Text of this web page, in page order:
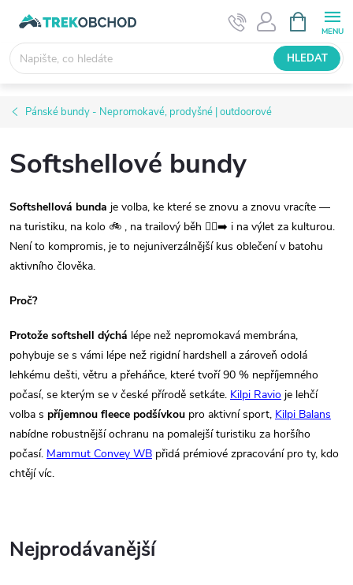
obsah
NÁKUPNÍ
KOŠÍK
HLEDAT
Pánské bundy - Nepromokavé, prodyšné | outdoorové
Softshellové bundy
Softshellová bunda je volba, ke které se znovu a znovu vracíte —
na turistiku, na kolo 🚲︎ , na trailový běh 🏃‍♂️‍➡️ i na výlet za kulturou.
Není to kompromis, je to nejuniverzálnější kus oblečení v batohu
aktivního člověka.
Proč?
Protože softshell dýchá lépe než nepromokavá membrána,
pohybuje se s vámi lépe než rigidní hardshell a zároveň odolá
lehkému dešti, větru a přeháňce, které tvoří 90 % nepříjemného
počasí, se kterým se v české přírodě setkáte. Kilpi Ravio je lehčí
volba s příjemnou fleece podšívkou pro aktivní sport, Kilpi Balans
nabídne robustnější ochranu na pomalejší turistiku za horšího
počasí. Mammut Convey WB přidá prémiové zpracování pro ty, kdo
chtějí víc.
Nejprodávanější